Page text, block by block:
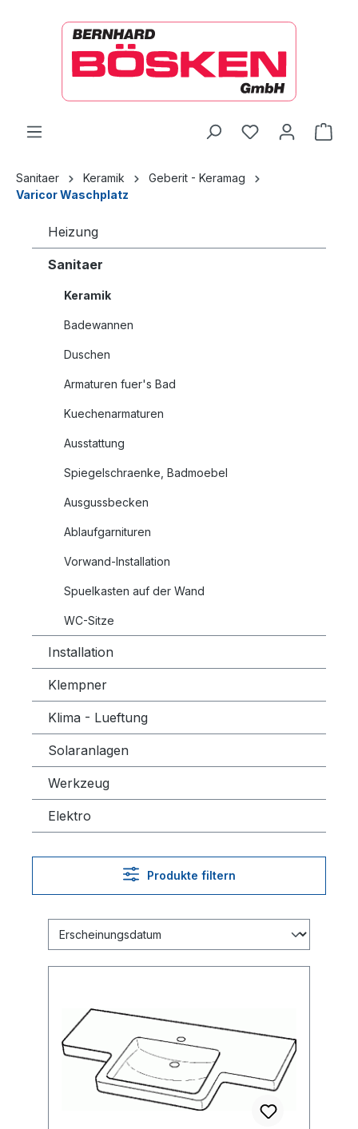
Sanitaer Keramik
Geberit - Keramag
Varicor Waschplatz
Heizung
Sanitaer
Keramik
Badewannen
Duschen
Armaturen fuer's Bad
Kuechenarmaturen
Ausstattung
Spiegelschraenke, Badmoebel
Ausgussbecken
Ablaufgarnituren
Vorwand-Installation
Spuelkasten auf der Wand
WC-Sitze
Installation
Klempner
Klima - Lueftung
Solaranlagen
Werkzeug
Elektro
Produkte filtern